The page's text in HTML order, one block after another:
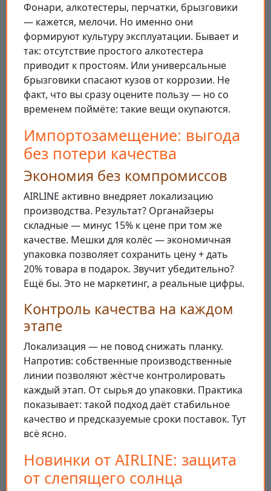
Фонари, алкотестеры, перчатки, брызговики
— кажется, мелочи. Но именно они
формируют культуру эксплуатации. Бывает и
так: отсутствие простого алкотестера
приводит к простоям. Или универсальные
брызговики спасают кузов от коррозии. Не
факт, что вы сразу оцените пользу — но со
временем поймёте: такие вещи окупаются.
Импортозамещение: выгода
без потери качества
Экономия без компромиссов
AIRLINE активно внедряет локализацию
производства. Результат? Органайзеры
складные — минус 15% к цене при том же
качестве. Мешки для колёс — экономичная
упаковка позволяет сохранить цену + дать
20% товара в подарок. Звучит убедительно?
Ещё бы. Это не маркетинг, а реальные цифры.
Контроль качества на каждом
этапе
Локализация — не повод снижать планку.
Напротив: собственные производственные
линии позволяют жёстче контролировать
каждый этап. От сырья до упаковки. Практика
показывает: такой подход даёт стабильное
качество и предсказуемые сроки поставок. Тут
всё ясно.
Новинки от AIRLINE: защита
от слепящего солнца